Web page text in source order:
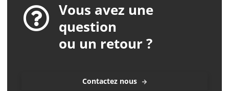
Vous avez une
question
ou un retour ?
Contactez nous